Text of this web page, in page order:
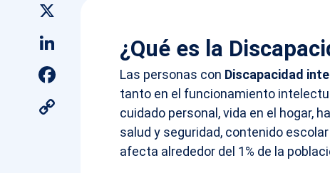
LinkedIn
Facebook
¿Qué es la
Las personas con Discapacidad
tanto en el funcionamiento
cuidado personal, vida en el hogar,
salud y seguridad, contenido
afecta alrededor del 1% de la